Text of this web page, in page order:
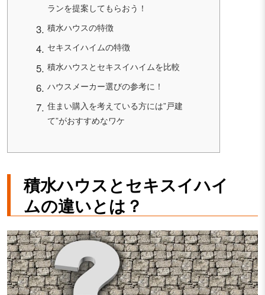
ランを提案してもらおう！
積水ハウスの特徴
セキスイハイムの特徴
積水ハウスとセキスイハイムを比較
ハウスメーカー選びの参考に！
住まい購入を考えている方には”戸建
て”がおすすめなワケ
積水ハウスとセキスイハイ
ムの違いとは？